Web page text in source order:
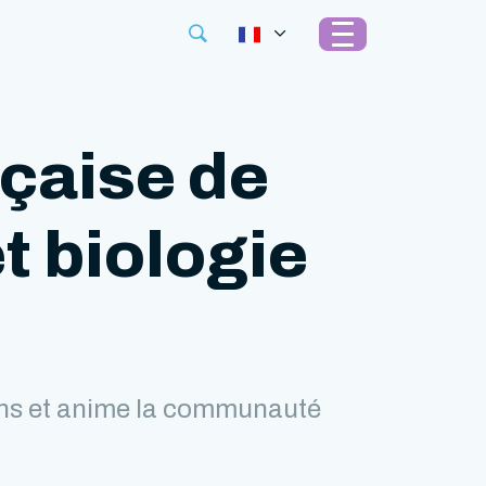
de
biologie
et anime la communauté